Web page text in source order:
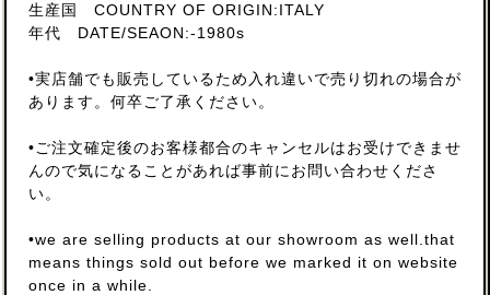
生産国 COUNTRY OF ORIGIN:ITALY
年代 DATE/SEAON:-1980s
•実店舗でも販売しているため入れ違いで売り切れの場合が
あります。何卒ご了承ください。
•ご注文確定後のお客様都合のキャンセルはお受けできませ
んので気になることがあれば事前にお問い合わせくださ
い。
•we are selling products at our showroom as well.that
means things sold out before we marked it on website
once in a while.